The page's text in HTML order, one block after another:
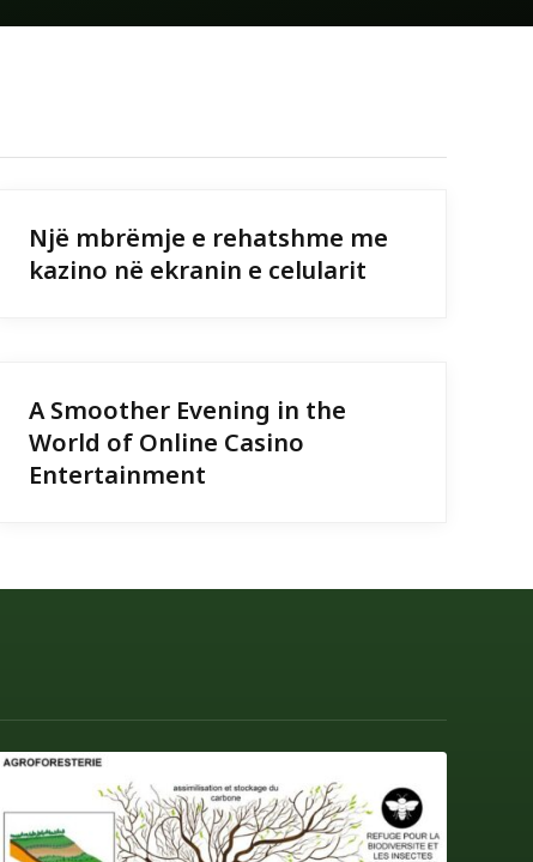
Një mbrëmje e rehatshme me
kazino në ekranin e celularit
A Smoother Evening in the
World of Online Casino
Entertainment